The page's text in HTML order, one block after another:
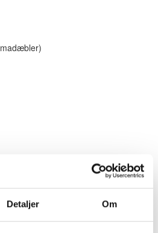
Detaljer Om
med Maria Vestergaard –